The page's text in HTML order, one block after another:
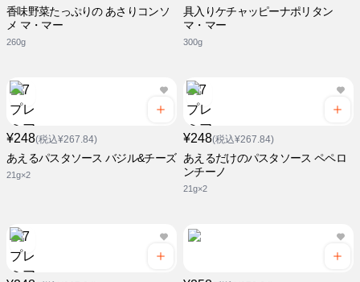
香味野菜たっぷりの あさりコンソ
メ マ・マー
260g
具入りケチャッピーナポリタン
マ・マー
300g
¥248(税込¥267.84)
あえるパスタソース バジル&チーズ
21g×2
¥248(税込¥267.84)
あえるだけのパスタソース ペペロ
ンチーノ
21g×2